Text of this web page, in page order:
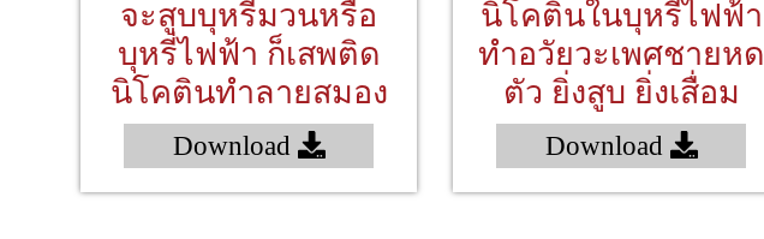
จะสูบบุหรี่มวนหรือ
บุหรี่ไฟฟ้า ก็เสพติด
นิโคตินทำลายสมอง
Download
นิโคตินในบุหรี่ไฟฟ้า
ทำอวัยวะเพศชายหด
ตัว ยิ่งสูบ ยิ่งเสื่อม
Download